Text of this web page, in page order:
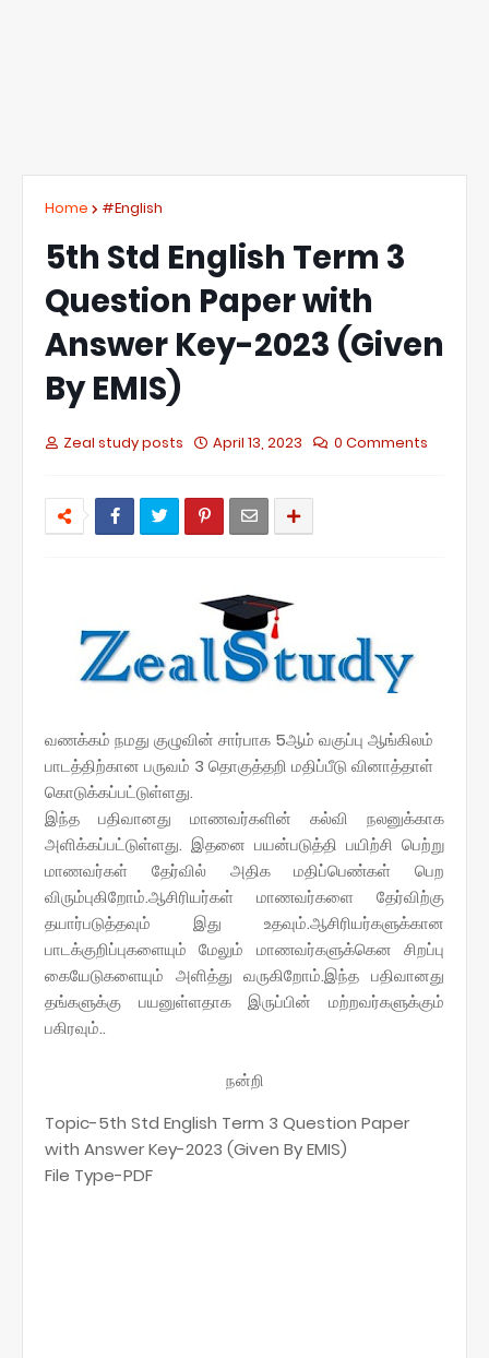
Home #English
5th Std English Term 3
Question Paper with
Answer Key-2023 (Given
By EMIS)
Zeal study posts April 13, 2023 0 Comments
வணக்கம் நமது குழுவின் சார்பாக 5ஆம் வகுப்பு ஆங்கிலம்
பாடத்திற்கான பருவம் 3 தொகுத்தறி மதிப்பீடு வினாத்தாள்
கொடுக்கப்பட்டுள்ளது.
இந்த பதிவானது மாணவர்களின் கல்வி நலனுக்காக
அளிக்கப்பட்டுள்ளது. இதனை பயன்படுத்தி பயிற்சி பெற்று
மாணவர்கள் தேர்வில் அதிக மதிப்பெண்கள் பெற
விரும்புகிறோம்.ஆசிரியர்கள் மாணவர்களை தேர்விற்கு
தயார்படுத்தவும் இது உதவும்.ஆசிரியர்களுக்கான
பாடக்குறிப்புகளையும் மேலும் மாணவர்களுக்கென சிறப்பு
கையேடுகளையும் அளித்து வருகிறோம்.இந்த பதிவானது
தங்களுக்கு பயனுள்ளதாக இருப்பின் மற்றவர்களுக்கும்
பகிரவும்..
நன்றி
Topic-5th Std English Term 3 Question Paper
with Answer Key-2023 (Given By EMIS)
File Type-PDF